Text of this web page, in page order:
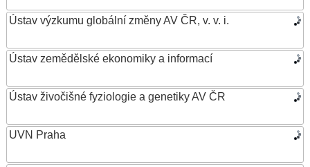
Ústav výzkumu globální změny AV ČR, v. v. i.
Ústav zemědělské ekonomiky a informací
Ústav živočišné fyziologie a genetiky AV ČR
UVN Praha